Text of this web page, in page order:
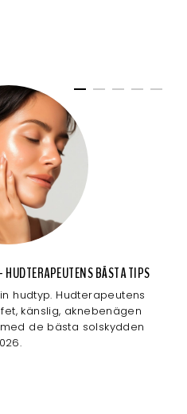
BÄSTA TIPS
hudtyp. Hudterapeutens
känslig, aknebenägen
de bästa solskydden